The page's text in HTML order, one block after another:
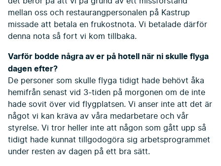
mellan oss och restaurangpersonalen på Kastrup
missade att betala en frukostnota. Vi betalade därför
denna nota så fort vi kom tillbaka.
Varför bodde några av er på hotell när ni skulle flyga
dagen efter?
De personer som skulle flyga tidigt hade behövt åka
hemifrån senast vid 3-tiden på morgonen om de inte
hade sovit över vid flygplatsen. Vi anser inte att det är
något vi kan kräva av våra medarbetare och vår
styrelse. Vi tror heller inte att någon som gått upp så
tidigt hade kunnat tillgodogöra sig arbetsprogrammet
under resten av dagen på ett bra sätt.